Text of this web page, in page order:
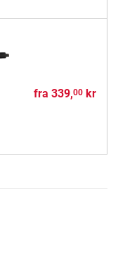
fra 339,00kr